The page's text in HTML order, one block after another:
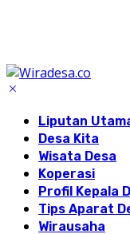
Liputan
Desa Kita
Wisata Desa
Koperasi
Profil Kepala
Tips Aparat
Wirausaha